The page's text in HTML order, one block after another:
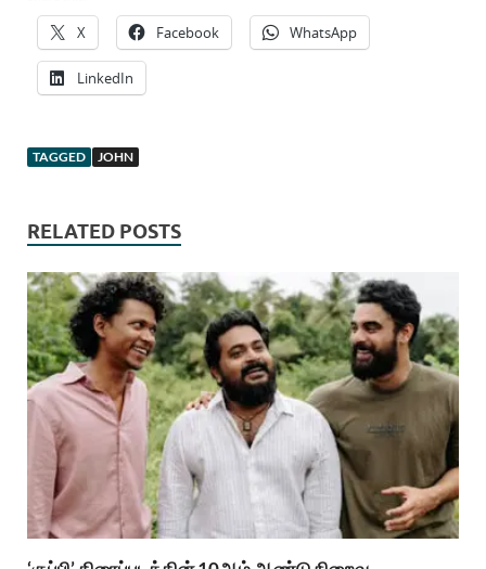
X Facebook WhatsApp
LinkedIn
TAGGED JOHN
RELATED POSTS